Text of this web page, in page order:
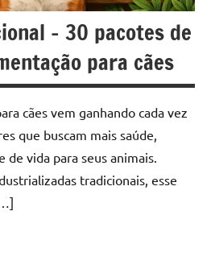
– 30 pacotes de
para cães
cães vem ganhando cada vez
que buscam mais saúde,
de vida para seus animais.
tradicionais, esse